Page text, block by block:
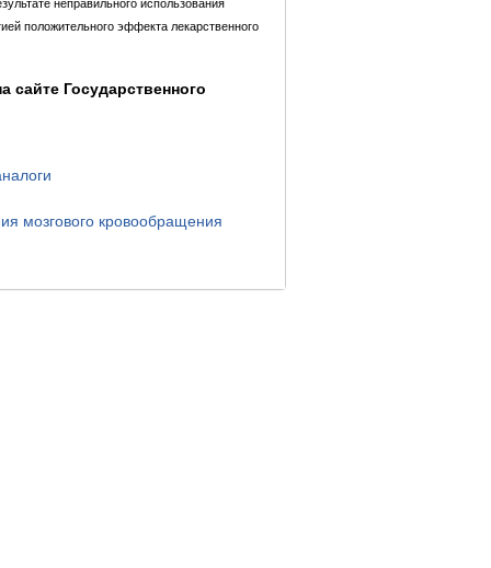
неправильного использования
положительного эффекта лекарственного
сайте Государственного
мозгового кровообращения